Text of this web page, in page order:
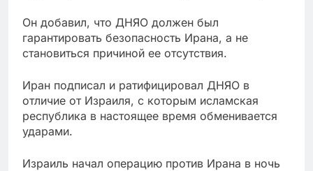
Он добавил, что ДНЯО должен был
гарантировать безопасность Ирана, а не
становиться причиной ее отсутствия.
Иран подписал и ратифицировал ДНЯО в
отличие от Израиля, с которым исламская
республика в настоящее время обменивается
ударами.
Израиль начал операцию против Ирана в ночь